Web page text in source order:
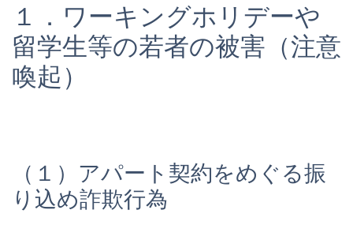
１．ワーキングホリデーや
留学生等の若者の被害（注意
喚起）
（１）アパート契約をめぐる振
り込め詐欺行為